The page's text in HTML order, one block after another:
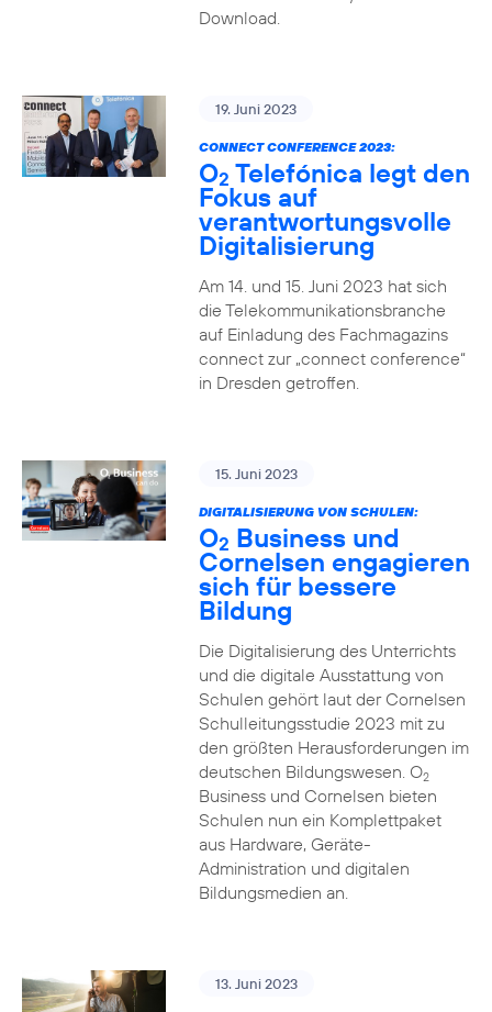
Download.
19. Juni 2023
CONNECT CONFERENCE 2023:
O2 Telefónica legt den
Fokus auf
verantwortungsvolle
Digitalisierung
Am 14. und 15. Juni 2023 hat sich
die Telekommunikationsbranche
auf Einladung des Fachmagazins
connect zur „connect conference“
in Dresden getroffen.
15. Juni 2023
DIGITALISIERUNG VON SCHULEN:
O2 Business und
Cornelsen engagieren
sich für bessere
Bildung
Die Digitalisierung des Unterrichts
und die digitale Ausstattung von
Schulen gehört laut der Cornelsen
Schulleitungsstudie 2023 mit zu
den größten Herausforderungen im
deutschen Bildungswesen. O2
Business und Cornelsen bieten
Schulen nun ein Komplettpaket
aus Hardware, Geräte-
Administration und digitalen
Bildungsmedien an.
13. Juni 2023